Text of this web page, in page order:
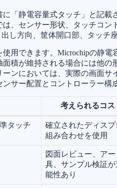
に「静電容量式タッチ」と記
、センサー形状、タッチコ
し方向、筐体開口部、タッ
用できます。Microchipの静
積が維持される場合には他
ーンにおいては、実際の画面
ンサー配置とコントローラー
考えられるコ
タッチ
確立されたディス
組み合わせを使用
図面レビュー、ア
具、サンプル検証
能性あり